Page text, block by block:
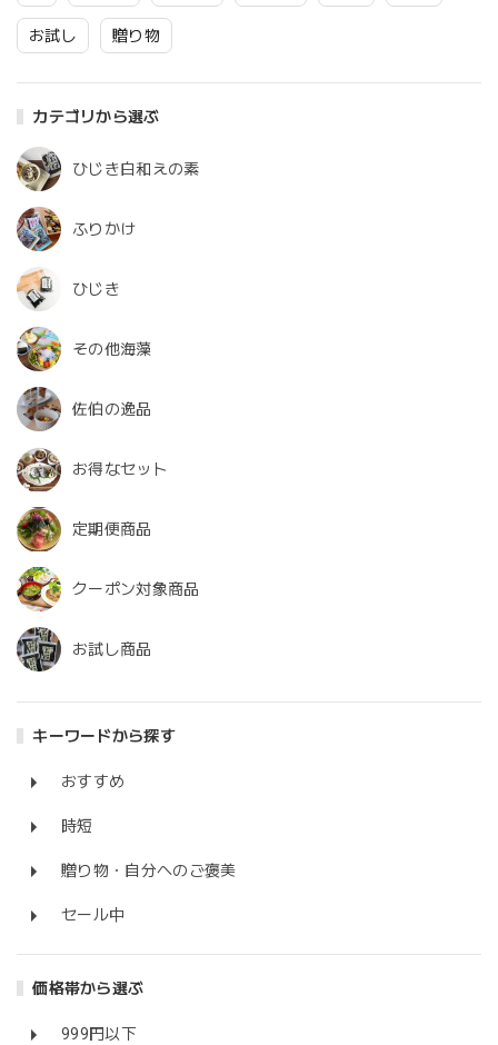
お試し 贈り物
カテゴリから選ぶ
ひじき白和えの素
ふりかけ
ひじき
その他海藻
佐伯の逸品
お得なセット
定期便商品
クーポン対象商品
お試し商品
キーワードから探す
おすすめ
時短
贈り物・自分へのご褒美
セール中
価格帯から選ぶ
999円以下